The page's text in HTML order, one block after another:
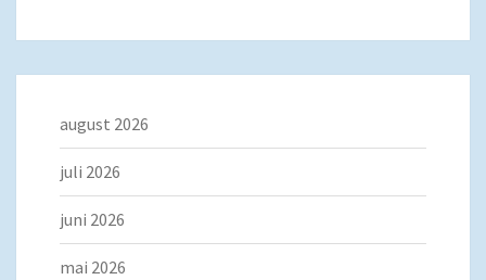
august 2026
juli 2026
juni 2026
mai 2026